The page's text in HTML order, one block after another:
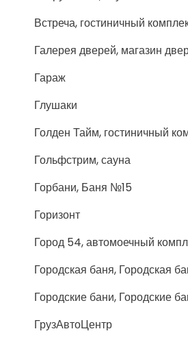
Встреча, гостиничный
Галерея дверей, магазин
Гараж
Глушаки
Голден Тайм, гостиничный
Гольфстрим, сауна
Горбани, Баня №15
Горизонт
Город 54, автомоечный
Городская баня, Городская
Городские бани, Городские
ГрузАвтоЦентр